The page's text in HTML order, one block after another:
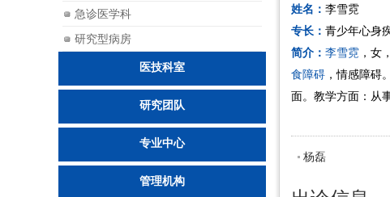
姓名： 李雪霓
专长： 青少年心身
简介： 李雪霓 ，女
食障碍 ，情感障碍
面。教学方面：从
杨磊
急诊医学科
研究型病房
医技科室
研究团队
专业中心
管理机构